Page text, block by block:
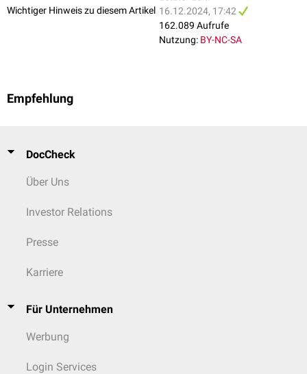
Wichtiger Hinweis zu diesem Artikel 16.12.2024, 17:42
162.089 Aufrufe
Nutzung: BY-NC-SA
Empfehlung
DocCheck
Über Uns
Investor Relations
Presse
Karriere
Für Unternehmen
Werbung
Login Services